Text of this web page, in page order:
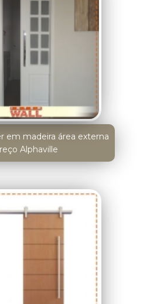
em madeira área externa
Alphaville